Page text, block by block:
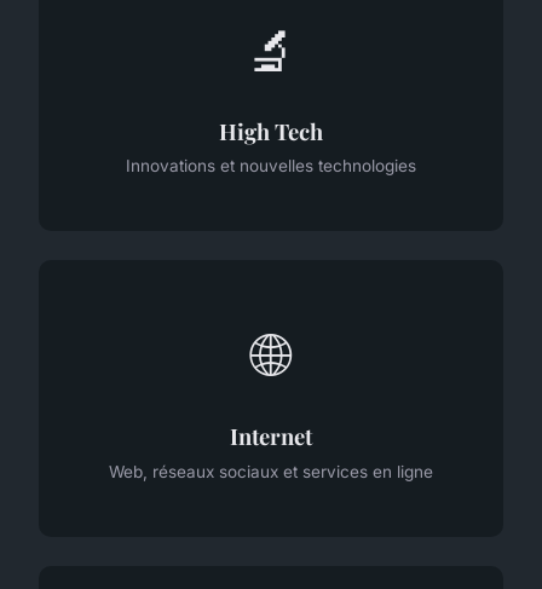
🔬
High Tech
Innovations et nouvelles technologies
🌐
Internet
Web, réseaux sociaux et services en ligne